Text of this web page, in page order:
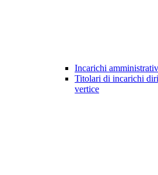
Incarichi
Titolari di incarichi
vertice